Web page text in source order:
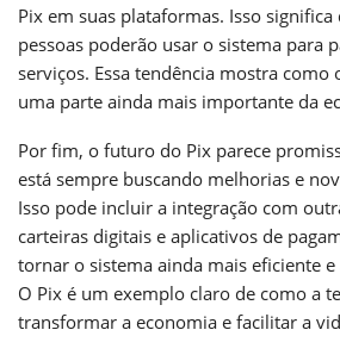
Pix em suas plataformas. Isso
pessoas poderão usar o sistema para
serviços. Essa tendência mostra como
uma parte ainda mais importante da
Por fim, o futuro do Pix parece
está sempre buscando melhorias e
Isso pode incluir a integração com
carteiras digitais e aplicativos de
tornar o sistema ainda mais eficiente e
O Pix é um exemplo claro de como a
transformar a economia e facilitar a